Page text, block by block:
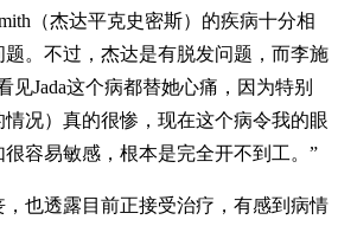
（杰达平克史密斯）的疾病十分相
。不过，杰达是有脱发问题，而李施
见Jada这个病都替她心痛，因为特别
况）真的很惨，现在这个病令我的眼
容易敏感，根本是完全开不到工。”
也透露目前正接受治疗，有感到病情